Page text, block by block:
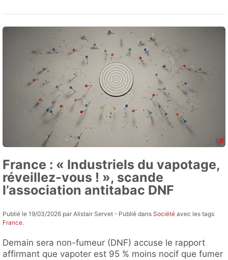
France : « Industriels du vapotage,
réveillez-vous ! », scande
l’association antitabac DNF
Publié le 19/03/2026 par Alistair Servet - Publié dans Société avec les tags
France.
Demain sera non-fumeur (DNF) accuse le rapport
affirmant que vapoter est 95 % moins nocif que fumer